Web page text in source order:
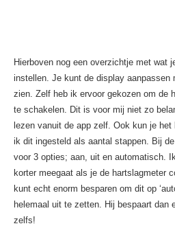
Hierboven nog een overzichtje met wat
instellen. Je kunt de display aanpassen
zien. Zelf heb ik ervoor gekozen om de
te schakelen. Dit is voor mij niet zo
lezen vanuit de app zelf. Ook kun je
ik dit ingesteld als aantal stappen. Bij
voor 3 opties; aan, uit en automatisch.
korter meegaat als je de hartslagmeter
kunt echt enorm besparen om dit op
helemaal uit te zetten. Hij bespaart dan
zelfs!